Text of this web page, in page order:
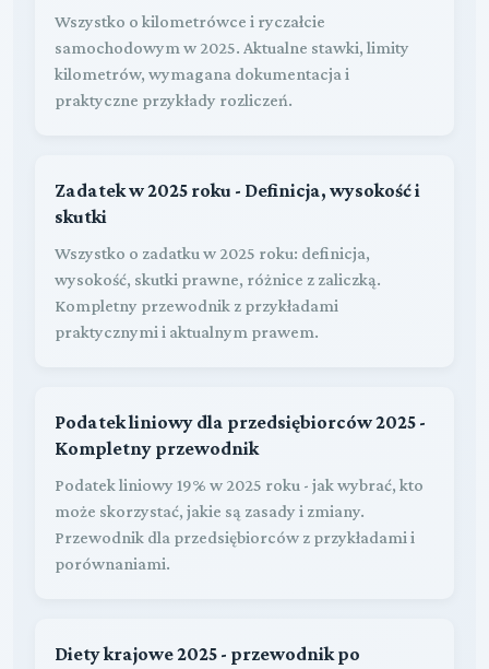
Wszystko o kilometrówce i ryczałcie
samochodowym w 2025. Aktualne stawki, limity
kilometrów, wymagana dokumentacja i
praktyczne przykłady rozliczeń.
Zadatek w 2025 roku - Definicja, wysokość i
skutki
Wszystko o zadatku w 2025 roku: definicja,
wysokość, skutki prawne, różnice z zaliczką.
Kompletny przewodnik z przykładami
praktycznymi i aktualnym prawem.
Podatek liniowy dla przedsiębiorców 2025 -
Kompletny przewodnik
Podatek liniowy 19% w 2025 roku - jak wybrać, kto
może skorzystać, jakie są zasady i zmiany.
Przewodnik dla przedsiębiorców z przykładami i
porównaniami.
Diety krajowe 2025 - przewodnik po